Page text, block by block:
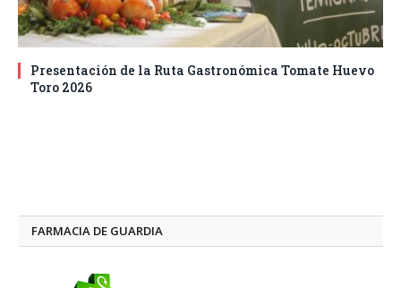
Presentación de la Ruta Gastronómica Tomate Huevo
Toro 2026
FARMACIA DE GUARDIA